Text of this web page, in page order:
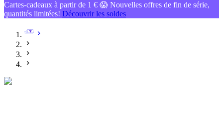
Cartes-cadeaux à partir de 1 € 😱 Nouvelles offres de fin de série,
quantités limitées! Découvrir les soldes